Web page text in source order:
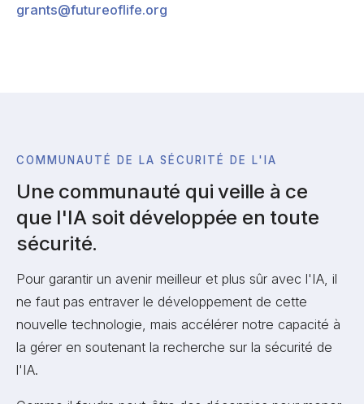
grants@futureoflife.org
COMMUNAUTÉ DE LA SÉCURITÉ DE L'IA
Une communauté qui veille à ce
que l'IA soit développée en toute
sécurité.
Pour garantir un avenir meilleur et plus sûr avec l'IA, il
ne faut pas entraver le développement de cette
nouvelle technologie, mais accélérer notre capacité à
la gérer en soutenant la recherche sur la sécurité de
l'IA.